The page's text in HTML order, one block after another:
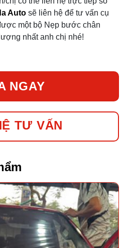
Auto sẽ liên hệ để tư vấn cụ
một bộ Nẹp bước chân
nhất anh chị nhé!
NGAY
TƯ VẤN